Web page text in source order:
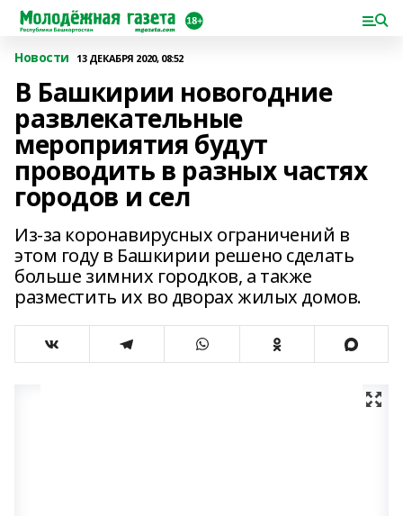
Новости 13 ДЕКАБРЯ 2020, 08:52
В Башкирии новогодние
развлекательные
мероприятия будут
проводить в разных частях
городов и сел
Из-за коронавирусных ограничений в
этом году в Башкирии решено сделать
больше зимних городков, а также
разместить их во дворах жилых домов.